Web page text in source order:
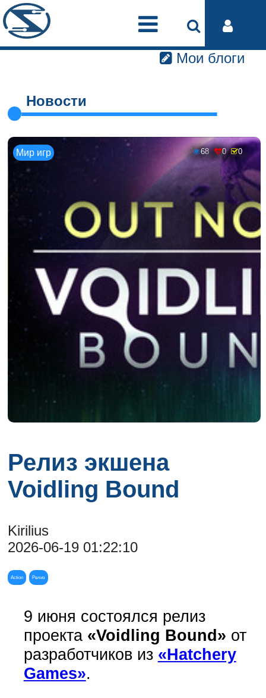
Мои блоги
Новости
Мир игр 68 0 0
Релиз экшена
Voidling Bound
Kirilius
2026-06-19 01:22:10
Action Релиз
9 июня состоялся релиз
проекта «Voidling Bound» от
разработчиков из «Hatchery
Games».